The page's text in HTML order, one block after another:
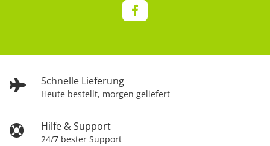
Schnelle Lieferung
Heute bestellt, morgen geliefert
Hilfe & Support
24/7 bester Support